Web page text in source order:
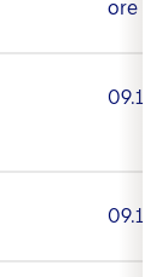
ore
09.15
09.15